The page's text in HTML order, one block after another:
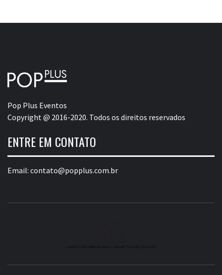
Pop Plus Eventos
Copyright @ 2016-2020. Todos os direitos reservados
ENTRE EM CONTATO
Email: contato@popplus.com.br